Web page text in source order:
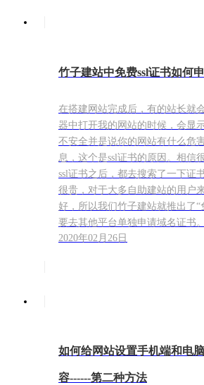
竹子建站中免费ssl证书如何
在搭建网站完成后，有的站长就
器中打开我的网站的时候，会显
不安全并是说你的网站有什么危
息，这个是ssl证书的原因。相信
ssl证书之后，都去搜索了一下证
很贵，对于大多自助建站的用户
好，所以我们竹子建站就推出了“
要去其他平台单独申请域名证书。
2020年02月26日
如何给网站设置手机端和电
容------第二种方法